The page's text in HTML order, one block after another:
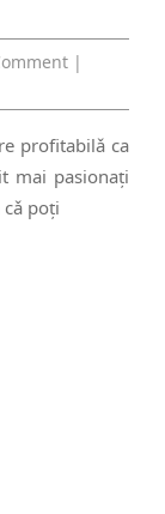
|
mai pasionați
cǎ poți